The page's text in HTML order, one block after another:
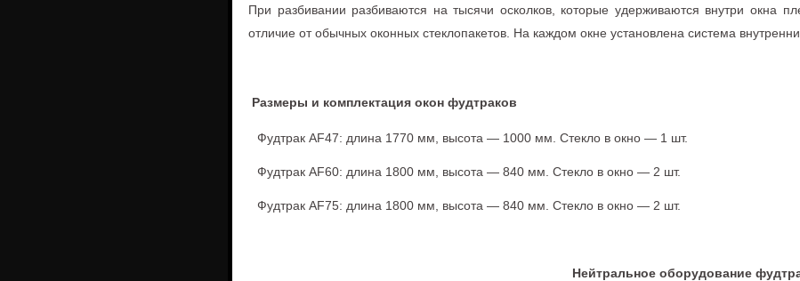
При разбивании разбиваются на тысячи осколков, которые удерживаются внутри окна
отличие от обычных оконных стеклопакетов. На каждом окне установлена система
Размеры и комплектация окон фудтраков
Фудтрак AF47: длина 1770 мм, высота — 1000 мм. Стекло в окно — 1 шт.
Фудтрак AF60: длина 1800 мм, высота — 840 мм. Стекло в окно — 2 шт.
Фудтрак AF75: длина 1800 мм, высота — 840 мм. Стекло в окно — 2 шт.
Нейтральное оборудование